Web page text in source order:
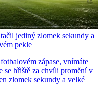
jediný zlomek sekundy a
pekle
zápase, vnímáte
se hřiště za chvíli promění v
zlomek sekundy a velké